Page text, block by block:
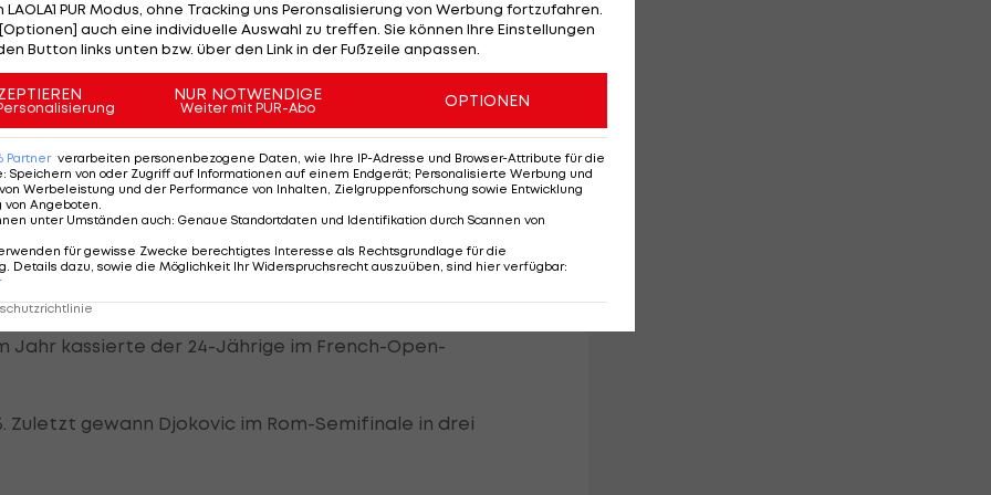
nicht nur zur Neuauflage des Australian-Open-
des Cincinnati-Endspiels 2008 (Sieger Murray).
nur 52 Minuten auf dem Platz, weil der Tscheche
sechsten Masters-1000-Sieg in diesem Jahr und
sorgte er in Montreal mit seinem fünften Masters-Titel
Jahr kassierte der 24-Jährige im French-Open-
gewann Djokovic im Rom-Semifinale in drei
PUR Modus, ohne Tracking uns Peronsalisierung von Werbung fortzufahren.
auch eine individuelle Auswahl zu treffen. Sie können Ihre Einstellungen
Button links unten bzw. über den Link in der Fußzeile anpassen.
NUR NOTWENDIGE
Weiter mit PUR-Abo OPTIONEN
Partner verarbeiten personenbezogene Daten, wie Ihre IP-Adresse und Browser-Attribute für die
: Speichern von oder Zugriff auf Informationen auf einem Endgerät; Personalisierte Werbung und
Werbeleistung und der Performance von Inhalten, Zielgruppenforschung sowie Entwicklung
von Angeboten.
unter Umständen auch: Genaue Standortdaten und Identifikation durch Scannen von
für gewisse Zwecke berechtigtes Interesse als Rechtsgrundlage für die
Details dazu, sowie die Möglichkeit Ihr Widerspruchsrecht auszuüben, sind hier verfügbar: